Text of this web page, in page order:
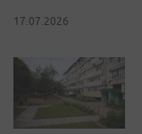
17.07.2026